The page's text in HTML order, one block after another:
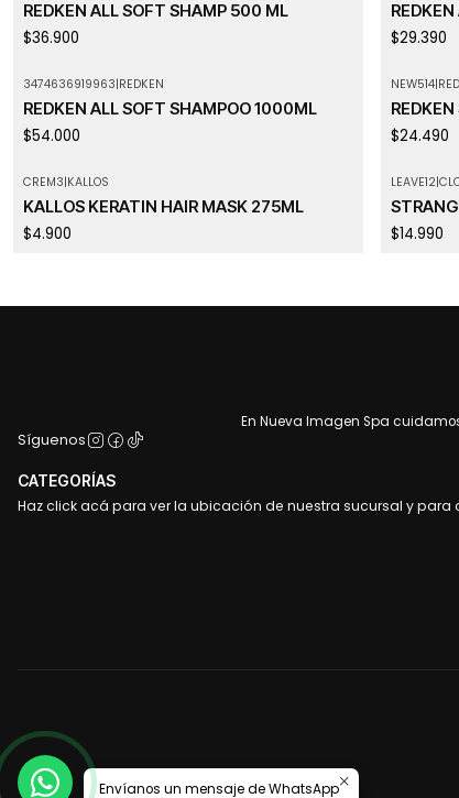
REDKEN ALL SOFT SHAMP 500 ML
$36.900 $29.390
3474636919963|REDKEN
REDKEN ALL SOFT SHAMPOO 1000ML
$54.000
NEW514|
$24.490
CREM3|KALLOS
KALLOS KERATIN HAIR MASK 275ML
$4.900
LEAVE12|
$14.990
En Nueva Imagen Spa
Síguenos
CATEGORÍAS
Haz click acá para ver la ubicación de nuestra sucursal y
Envíanos un mensaje de WhatsApp